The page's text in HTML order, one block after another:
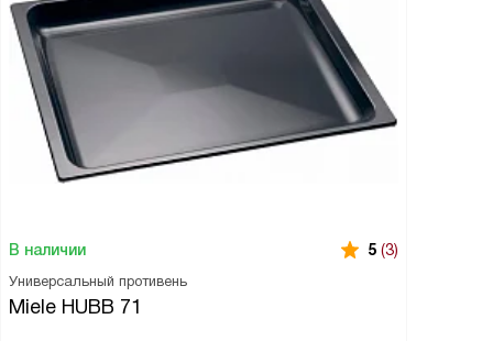
В наличии 5 (3)
Универсальный противень
Miele HUBB 71